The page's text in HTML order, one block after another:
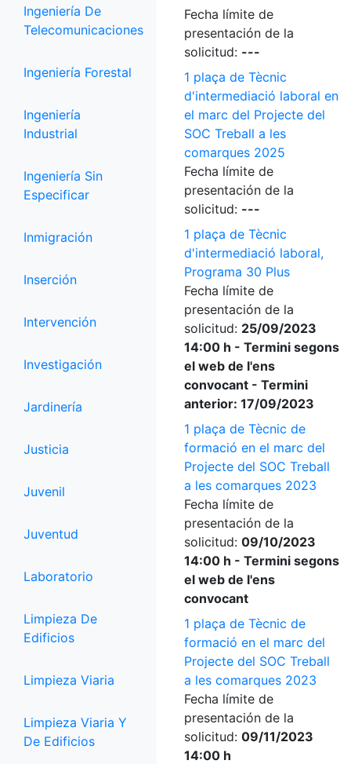
Ingeniería De
Telecomunicaciones
Ingeniería Forestal
Ingeniería
Industrial
Ingeniería Sin
Especificar
Inmigración
Inserción
Intervención
Investigación
Jardinería
Justicia
Juvenil
Juventud
Laboratorio
Limpieza De
Edificios
Limpieza Viaria
Limpieza Viaria Y
De Edificios
Fecha límite de
presentación de la
solicitud: ---
1 plaça de Tècnic
d'intermediació laboral en
el marc del Projecte del
SOC Treball a les
comarques 2025
Fecha límite de
presentación de la
solicitud: ---
1 plaça de Tècnic
d'intermediació laboral,
Programa 30 Plus
Fecha límite de
presentación de la
solicitud: 25/09/2023
14:00 h - Termini segons
el web de l'ens
convocant - Termini
anterior: 17/09/2023
1 plaça de Tècnic de
formació en el marc del
Projecte del SOC Treball
a les comarques 2023
Fecha límite de
presentación de la
solicitud: 09/10/2023
14:00 h - Termini segons
el web de l'ens
convocant
1 plaça de Tècnic de
formació en el marc del
Projecte del SOC Treball
a les comarques 2023
Fecha límite de
presentación de la
solicitud: 09/11/2023
14:00 h